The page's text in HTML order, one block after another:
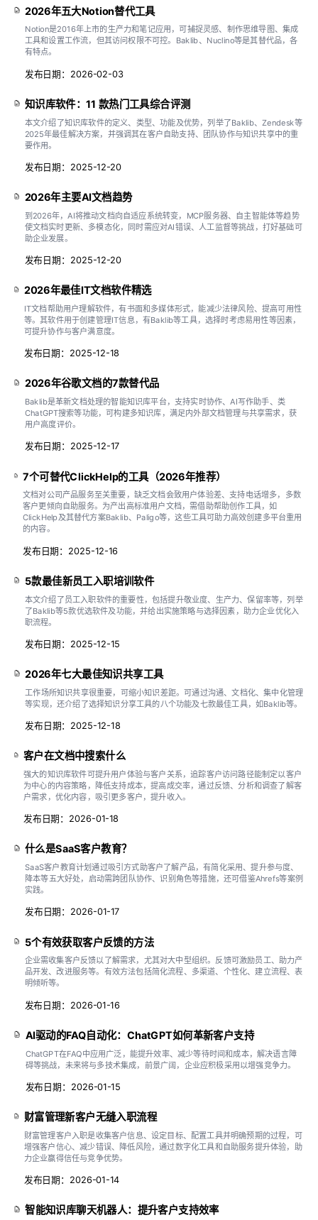
2026年五大Notion替代工具
Notion是2016年上市的生产力和笔记应用，可捕捉灵感、制作思维导图、集成
工具和设置工作流，但其访问权限不可控。Baklib、Nuclino等是其替代品，各
有特点。
发布日期：2026-02-03
知识库软件：11 款热门工具综合评测
本文介绍了知识库软件的定义、类型、功能及优势，列举了Baklib、Zendesk等
2025年最佳解决方案，并强调其在客户自助支持、团队协作与知识共享中的重
要作用。
发布日期：2025-12-20
2026年主要AI文档趋势
到2026年，AI将推动文档向自适应系统转变，MCP服务器、自主智能体等趋势
使文档实时更新、多模态化，同时需应对AI错误、人工监督等挑战，打好基础可
助企业发展。
发布日期：2025-12-20
2026年最佳IT文档软件精选
IT文档帮助用户理解软件，有书面和多媒体形式，能减少法律风险、提高可用性
等。其软件用于创建管理IT信息，有Baklib等工具，选择时考虑易用性等因素，
可提升协作与客户满意度。
发布日期：2025-12-18
2026年谷歌文档的7款替代品
Baklib是革新文档处理的智能知识库平台，支持实时协作、AI写作助手、类
ChatGPT搜索等功能，可构建多知识库，满足内外部文档管理与共享需求，获
用户高度评价。
发布日期：2025-12-17
7个可替代ClickHelp的工具（2026年推荐）
文档对公司产品服务至关重要，缺乏文档会致用户体验差、支持电话增多，多数
客户更倾向自助服务。为产出高标准用户文档，需借助帮助创作工具，如
ClickHelp及其替代方案Baklib、Paligo等，这些工具可助力高效创建多平台重用
的内容。
发布日期：2025-12-16
5款最佳新员工入职培训软件
本文介绍了员工入职软件的重要性，包括提升敬业度、生产力、保留率等，列举
了Baklib等5款优选软件及功能，并给出实施策略与选择因素，助力企业优化入
职流程。
发布日期：2025-12-15
2026年七大最佳知识共享工具
工作场所知识共享很重要，可缩小知识差距。可通过沟通、文档化、集中化管理
等实现，还介绍了选择知识分享工具的八个功能及七款最佳工具，如Baklib等。
发布日期：2025-12-18
客户在文档中搜索什么
强大的知识库软件可提升用户体验与客户关系，追踪客户访问路径能制定以客户
为中心的内容策略，降低支持成本，提高成交率，通过反馈、分析和调查了解客
户需求，优化内容，吸引更多客户，提升收入。
发布日期：2026-01-18
什么是SaaS客户教育？
SaaS客户教育计划通过吸引方式助客户了解产品，有简化采用、提升参与度、
降本等五大好处，启动需跨团队协作、识别角色等措施，还可借鉴Ahrefs等案例
实践。
发布日期：2026-01-17
5个有效获取客户反馈的方法
企业需收集客户反馈以了解需求，尤其对大中型组织。反馈可激励员工、助力产
品开发、改进服务等。有效方法包括简化流程、多渠道、个性化、建立流程、表
明倾听等。
发布日期：2026-01-16
AI驱动的FAQ自动化：ChatGPT如何革新客户支持
ChatGPT在FAQ中应用广泛，能提升效率、减少等待时间和成本，解决语言障
碍等挑战，未来将与多技术集成，前景广阔，企业应积极采用以增强竞争力。
发布日期：2026-01-15
财富管理新客户无缝入职流程
财富管理客户入职是收集客户信息、设定目标、配置工具并明确预期的过程，可
增强客户信心、减少错误、降低风险，通过数字化工具和自助服务提升体验，助
力企业赢得信任与竞争优势。
发布日期：2026-01-14
智能知识库聊天机器人：提升客户支持效率